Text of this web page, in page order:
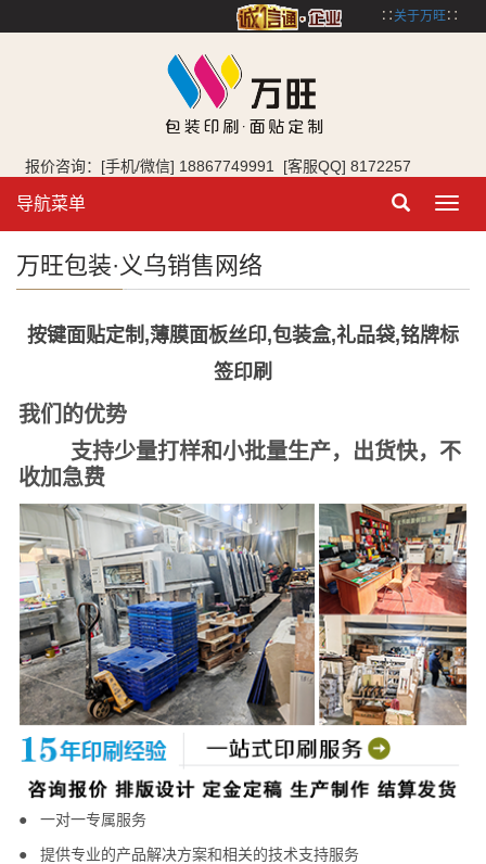
∷ 关于万旺∷
报价咨询：[手机/微信] 18867749991 [客服QQ] 8172257
导航菜单
万旺包装·义乌销售网络
按键面贴定制,薄膜面板丝印,包装盒,礼品袋,铭牌标
签印刷
我们的优势
支持少量打样和小批量生产，出货快，不
收加急费
● 一对一专属服务
● 提供专业的产品解决方案和相关的技术支持服务